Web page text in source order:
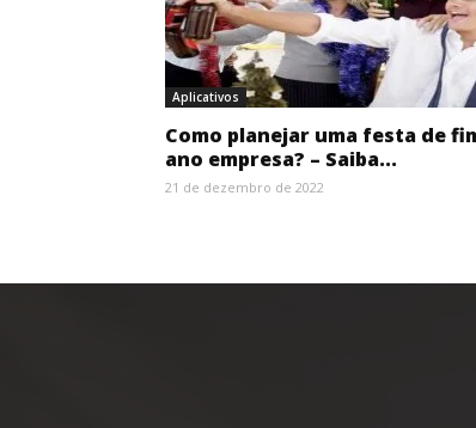
Aplicativos
Como planejar uma festa de
ano empresa? – Saiba...
21 de dezembro de 2022